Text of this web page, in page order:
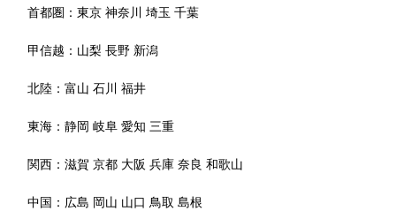
首都圏：東京 神奈川 埼玉 千葉
甲信越： 山梨 長野 新潟
北陸：富山 石川 福井
東海：静岡 岐阜 愛知 三重
関西：滋賀 京都 大阪 兵庫 奈良 和歌山
中国： 広島 岡山 山口 鳥取 島根